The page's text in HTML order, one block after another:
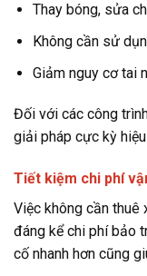
Thay bóng, sửa
Không cần sử
Giảm nguy cơ tai
Đối với các công
giải pháp cực kỳ
Tiết kiệm chi phí
Việc không cần thuê
đáng kể chi phí bảo
cố nhanh hơn cũng